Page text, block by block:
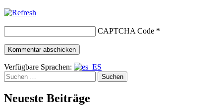
CAPTCHA Code *
Verfügbare Sprachen:
Suchen
nach:
Neueste Beiträge